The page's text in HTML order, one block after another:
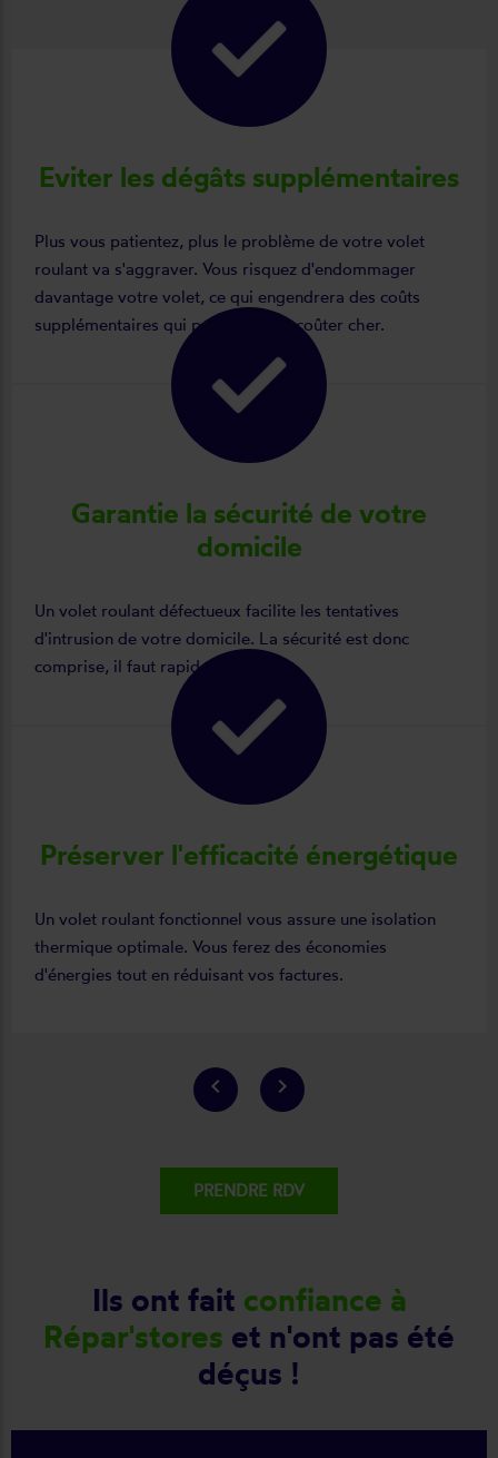
Eviter les dégâts supplémentaires
Plus vous patientez, plus le problème de votre volet
roulant va s'aggraver. Vous risquez d'endommager
davantage votre volet, ce qui engendrera des coûts
supplémentaires qui peuvent vous coûter cher.
Garantie la sécurité de votre
domicile
Un volet roulant défectueux facilite les tentatives
d'intrusion de votre domicile. La sécurité est donc
comprise, il faut rapidement agir.
Préserver l'efficacité énergétique
Un volet roulant fonctionnel vous assure une isolation
thermique optimale. Vous ferez des économies
d'énergies tout en réduisant vos factures.
keyboard_arrow_left keyboard_arrow_right
PRENDRE RDV
Ils ont fait confiance à
Répar'stores et n'ont pas été
déçus !